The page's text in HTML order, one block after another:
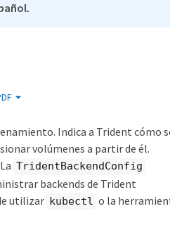
Indica a Trident cómo
volúmenes a partir de él.
TridentBackendConfig
backends de Trident
utilizar kubectl o la